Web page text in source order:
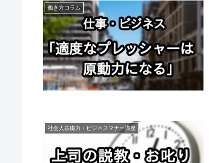
働き方コラム
社会人基礎力・ビジネスマナー講座